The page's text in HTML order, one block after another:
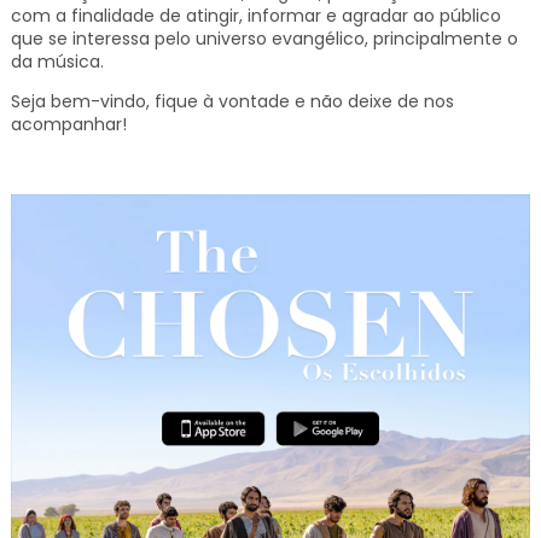
com a finalidade de atingir, informar e agradar ao público
que se interessa pelo universo evangélico, principalmente o
da música.
Seja bem-vindo, fique à vontade e não deixe de nos
acompanhar!